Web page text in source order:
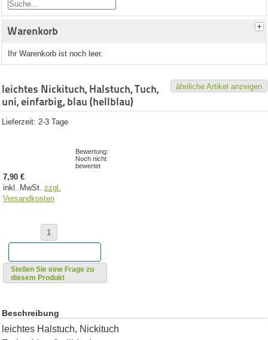
Warenkorb
Ihr Warenkorb ist noch leer.
ähnliche Artikel anzeigen
leichtes Nickituch, Halstuch, Tuch,
uni, einfarbig, blau (hellblau)
Lieferzeit: 2-3 Tage
Bewertung:
Noch nicht
bewertet
7,90 €
inkl. MwSt. zzgl.
Versandkosten
Stellen Sie eine Frage zu
diesem Produkt
Beschreibung
leichtes Halstuch, Nickituch